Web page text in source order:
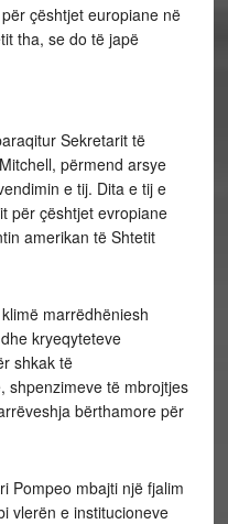
çështjet europiane në
tha, se do të japë
Sekretarit të
përmend arsye
e tij. Dita e tij e
për çështjet evropiane
amerikan të Shtetit
marrëdhëniesh
kryeqyteteve
shkak të
shpenzimeve të mbrojtjes
bërthamore për
Pompeo mbajti një fjalim
vlerën e institucioneve